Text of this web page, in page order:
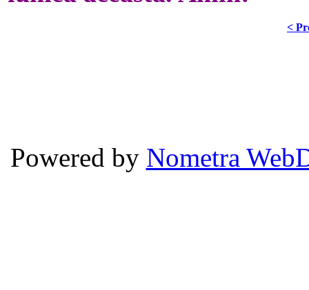
<
Powered by Nometra